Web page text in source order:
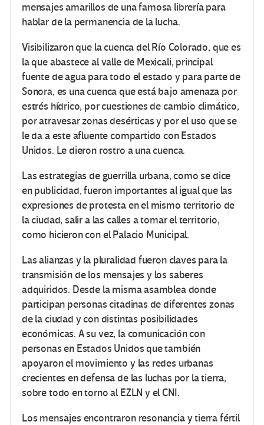
mensajes amarillos de una famosa librería para
hablar de la permanencia de la lucha.
Visibilizaron que la cuenca del Río Colorado, que es
la que abastece al valle de Mexicali, principal
fuente de agua para todo el estado y para parte de
Sonora, es una cuenca que está bajo amenaza por
estrés hídrico, por cuestiones de cambio climático,
por atravesar zonas desérticas y por el uso que se
le da a este afluente compartido con Estados
Unidos. Le dieron rostro a una cuenca.
Las estrategias de guerrilla urbana, como se dice
en publicidad, fueron importantes al igual que las
expresiones de protesta en el mismo territorio de
la ciudad, salir a las calles a tomar el territorio,
como hicieron con el Palacio Municipal.
Las alianzas y la pluralidad fueron claves para la
transmisión de los mensajes y los saberes
adquiridos. Desde la misma asamblea donde
participan personas citadinas de diferentes zonas
de la ciudad y con distintas posibilidades
económicas. A su vez, la comunicación con
personas en Estados Unidos que también
apoyaron el movimiento y las redes urbanas
crecientes en defensa de las luchas por la tierra,
sobre todo en torno al EZLN y el CNI.
Los mensajes encontraron resonancia y tierra fértil